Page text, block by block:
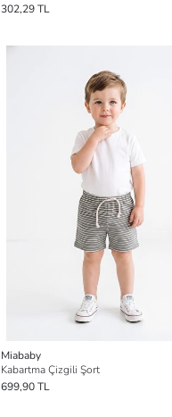
302,29 TL
Miababy
Kabartma Çizgili Şort
699,90 TL